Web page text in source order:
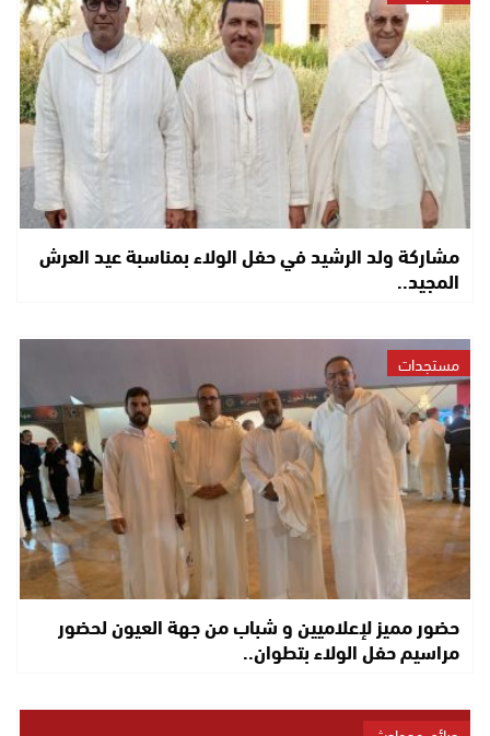
مشاركة ولد الرشيد في حفل الولاء بمناسبة عيد العرش
المجيد..
مستجدات
حضور مميز لإعلاميين و شباب من جهة العيون لحضور
مراسيم حفل الولاء بتطوان..